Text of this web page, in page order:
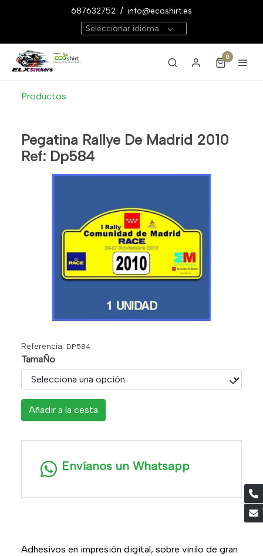
687632752 / info@ecoshirt.es
Seleccionar idioma
0
Productos
Pegatina Rallye De Madrid 2010
Ref: Dp584
Referencia: DP584
TamaÑo
Añadir a la cesta
Envíanos un Whatsapp
Adhesivos en impresión digital, sobre vinilo de gran